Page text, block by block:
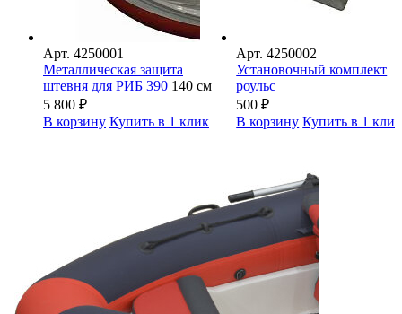
Арт. 4250001
Металлическая защита
штевня для РИБ 390 140 см
5 800 ₽
В корзину Купить в 1 клик
Арт.4250002
Установочный комплект
роульс
500₽
В корзину Купить в 1 клик